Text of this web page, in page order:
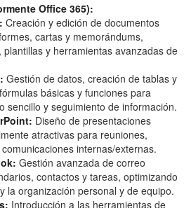
Office 365):
Creación y edición de documentos
cartas y memorándums,
plantillas y herramientas avanzadas de
Gestión de datos, creación de tablas y
básicas y funciones para
sencillo y seguimiento de información.
Diseño de presentaciones
atractivas para reuniones,
internas/externas.
Gestión avanzada de correo
contactos y tareas, optimizando
la organización personal y de equipo.
Introducción a las herramientas de